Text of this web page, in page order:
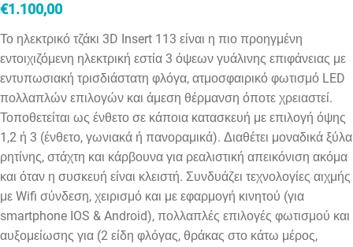
€1.100,00
Το ηλεκτρικό τζάκι 3D Insert 113 είναι η πιο προηγμένη
εντοιχιζόμενη ηλεκτρική εστία 3 όψεων γυάλινης επιφάνειας με
εντυπωσιακή τρισδιάστατη φλόγα, ατμοσφαιρικό φωτισμό LED
πολλαπλών επιλογών και άμεση θέρμανση όποτε χρειαστεί.
Τοποθετείται ως ένθετο σε κάποια κατασκευή με επιλογή όψης
1,2 ή 3 (ένθετο, γωνιακά ή πανοραμικά). Διαθέτει μοναδικά ξύλα
ρητίνης, στάχτη και κάρβουνα για ρεαλιστική απεικόνιση ακόμα
και όταν η συσκευή είναι κλειστή. Συνδυάζει τεχνολογίες αιχμής
με Wifi σύνδεση, χειρισμό και με εφαρμογή κινητού (για
smartphone IOS & Android), πολλαπλές επιλογές φωτισμού και
αυξομείωσης για (2 είδη φλόγας, θράκας στο κάτω μέρος,